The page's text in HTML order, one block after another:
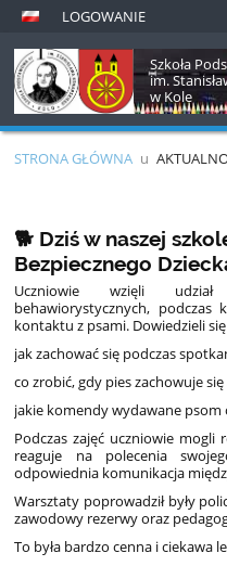
LOGOWANIE
Szkoła
im.
w Kole
STRONA GŁÓWNA u
🐕 Dziś w naszej
Bezpiecznego
Uczniowie wzięli
behawiorystycznych, podczas
kontaktu z psami. Dowiedzieli
jak zachować się podczas
co zrobić, gdy pies zachowuje
jakie komendy wydawane psom
Podczas zajęć uczniowie mogli
reaguje na polecenia
odpowiednia komunikacja
Warsztaty poprowadził były
zawodowy rezerwy oraz
To była bardzo cenna i ciekawa